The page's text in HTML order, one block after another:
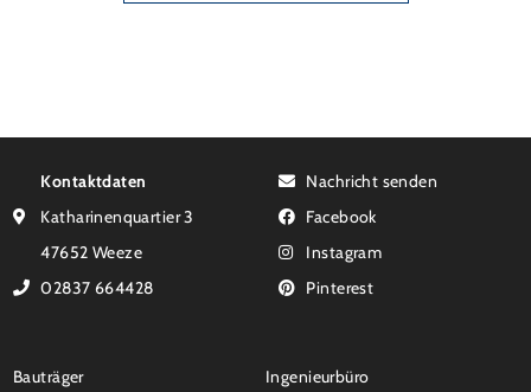
Kontaktdaten
Katharinenquartier 3
47652 Weeze
02837 664428
Nachricht senden
Facebook
Instagram
Pinterest
Bauträger Ingenieurbüro